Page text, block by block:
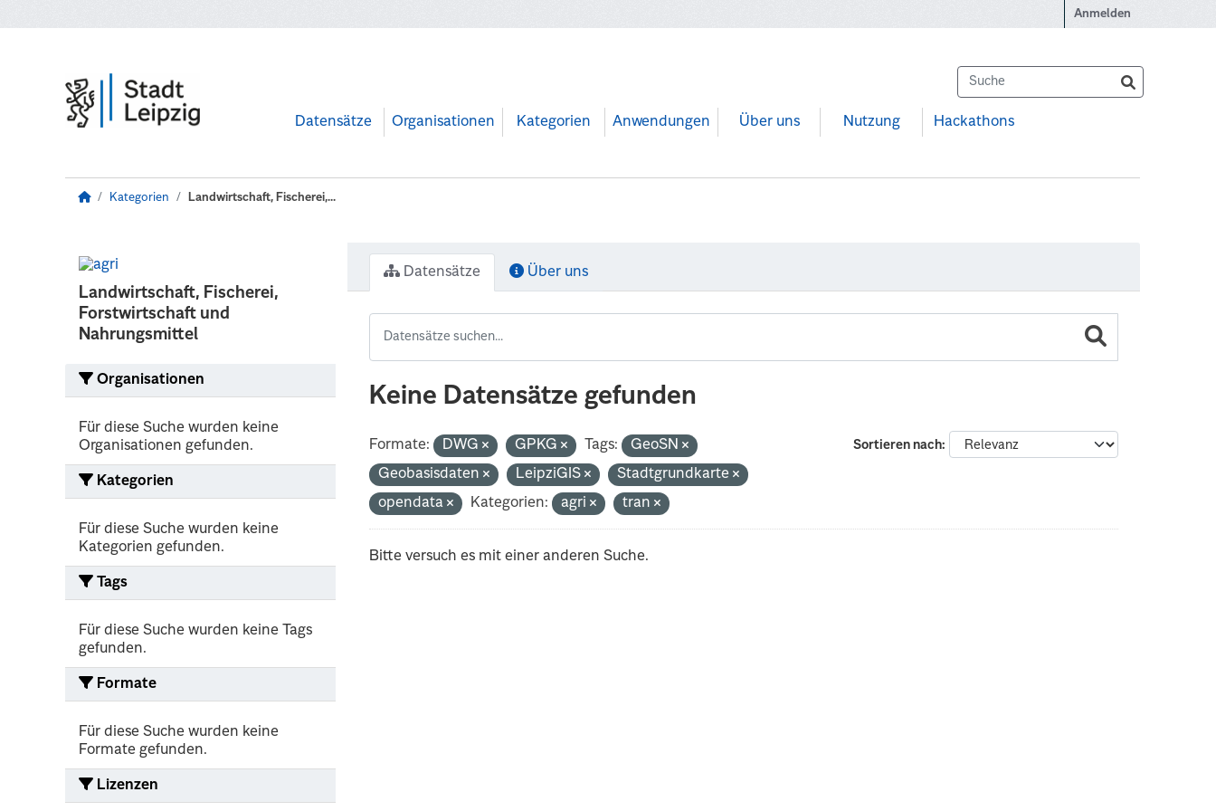
Anmelden
Datensätze Organisationen Kategorien Anwendungen Über uns Nutzung Hackathons
Kategorien Landwirtschaft, Fischerei,...
Landwirtschaft, Fischerei,
Forstwirtschaft und
Nahrungsmittel
Organisationen
Für diese Suche wurden keine
Organisationen gefunden.
Kategorien
Für diese Suche wurden keine
Kategorien gefunden.
Tags
Für diese Suche wurden keine Tags
gefunden.
Formate
Für diese Suche wurden keine
Formate gefunden.
Lizenzen
Datensätze Über uns
Keine Datensätze gefunden
Sortieren nach
Formate: DWG GPKG Tags:
GeoSN
Geobasisdaten
LeipziGIS
Stadtgrundkarte
opendata
Kategorien: agri tran
Bitte versuch es mit einer anderen Suche.